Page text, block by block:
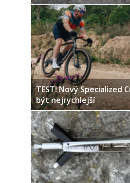
TEST! Nový Specialized
být nejrychlejší